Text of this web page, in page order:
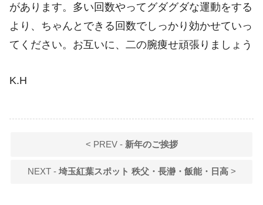
があります。多い回数やってグダグダな運動をする
より、ちゃんとできる回数でしっかり効かせていっ
てください。お互いに、二の腕痩せ頑張りましょう
K.H
< PREV - 新年のご挨拶
NEXT - 埼玉紅葉スポット 秩父・長瀞・飯能・日高>